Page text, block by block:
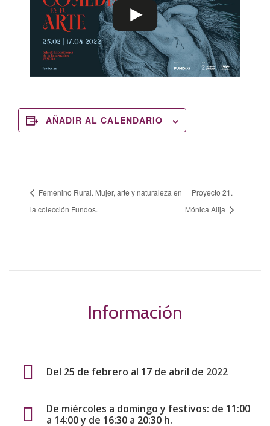
AÑADIR AL CALENDARIO
Femenino Rural. Mujer, arte y naturaleza en
la colección Fundos.
Proyecto 21.
Mónica Alija
Información
Del 25 de febrero al 17 de abril de 2022
De miércoles a domingo y festivos: de 11:00
a 14:00 y de 16:30 a 20:30 h.